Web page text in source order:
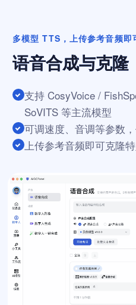
多模型 TTS，上传参考音频即
语音合成与克隆
支持 CosyVoice /
SoVITS 等主流模型
可调速度、音调等参数
上传参考音频即可克隆